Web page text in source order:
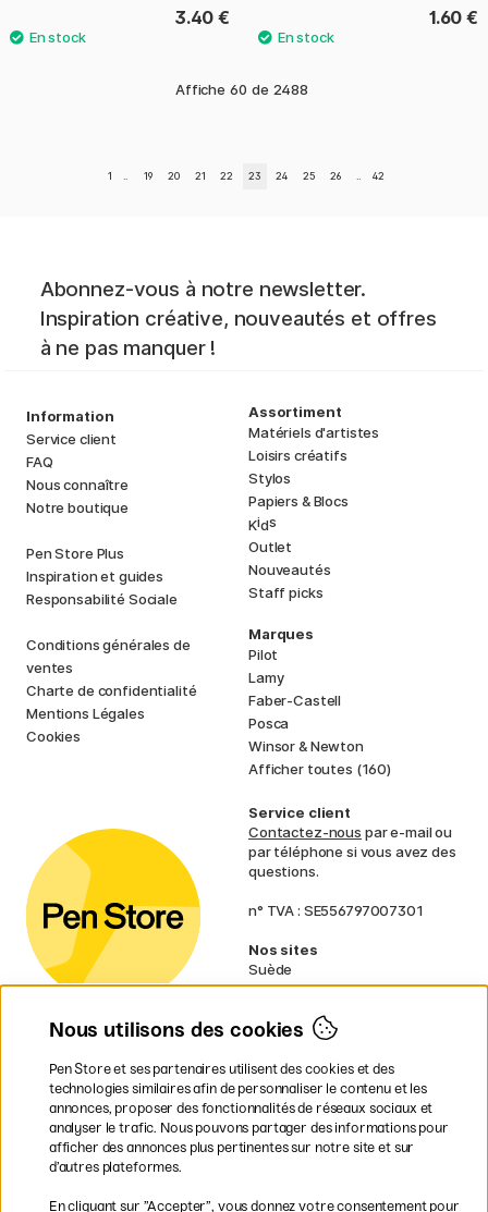
3.40 € 1.60 €
Affiche 60 de 2488
1 19 20 21 22 23 24 25 26 42
Abonnez-vous à notre newsletter.
Inspiration créative, nouveautés et offres
à ne pas manquer !
Information
Service client
FAQ
Nous connaître
Notre boutique
Pen Store Plus
Inspiration et guides
Responsabilité Sociale
Conditions générales de
ventes
Charte de confidentialité
Mentions Légales
Cookies
Assortiment
Matériels d'artistes
Loisirs créatifs
Stylos
Papiers & Blocs
Kids
Outlet
Nouveautés
Staff picks
Marques
Pilot
Lamy
Faber-Castell
Posca
Winsor & Newton
Afficher toutes (160)
Service client
Contactez-nous par e-mail ou
par téléphone si vous avez des
questions.
n° TVA : SE556797007301
Nos sites
Suède
Norvège
Finlande
Irlande
Pays-Bas
Royaume-Uni
UE
Nous utilisons des cookies
Pen Store et ses partenaires utilisent des cookies et des
technologies similaires afin de personnaliser le contenu et les
annonces, proposer des fonctionnalités de réseaux sociaux et
analyser le trafic. Nous pouvons partager des informations pour
afficher des annonces plus pertinentes sur notre site et sur
d’autres plateformes.
En cliquant sur ”Accepter”, vous donnez votre consentement pour